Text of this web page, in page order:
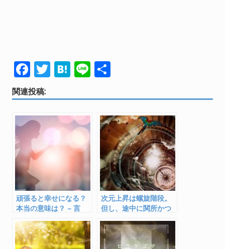
F
ac
e
b
o
o
k
T
itt
er
H
e
n
a
Li
e
関連投稿:
頑張ると幸せになる？
本当の意味は？ – 言
次元上昇は螺旋階段。
但し、途中に関所かつ